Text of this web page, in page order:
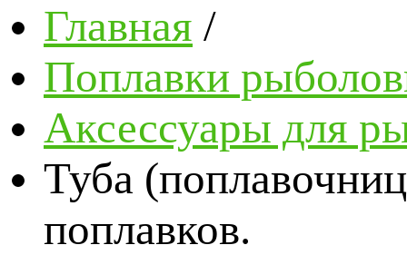
Главная /
Поплавки
Аксессуары для
Туба
поплавков.